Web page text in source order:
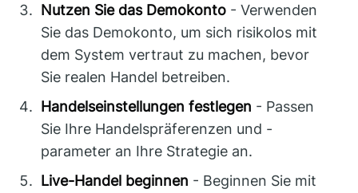
Nutzen Sie das Demokonto - Verwenden
Sie das Demokonto, um sich risikolos mit
dem System vertraut zu machen, bevor
Sie realen Handel betreiben.
Handelseinstellungen festlegen - Passen
Sie Ihre Handelspräferenzen und -
parameter an Ihre Strategie an.
Live-Handel beginnen - Beginnen Sie mit